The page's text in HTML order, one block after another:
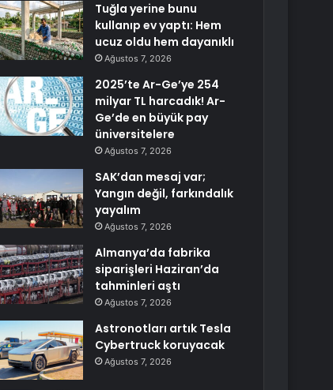
Tuğla yerine bunu
kullanıp ev yaptı: Hem
ucuz oldu hem dayanıklı
Ağustos 7, 2026
2025’te Ar-Ge’ye 254
milyar TL harcadık! Ar-
Ge’de en büyük pay
üniversitelere
Ağustos 7, 2026
SAK’dan mesaj var;
Yangın değil, farkındalık
yayalım
Ağustos 7, 2026
Almanya’da fabrika
siparişleri Haziran’da
tahminleri aştı
Ağustos 7, 2026
Astronotları artık Tesla
Cybertruck koruyacak
Ağustos 7, 2026